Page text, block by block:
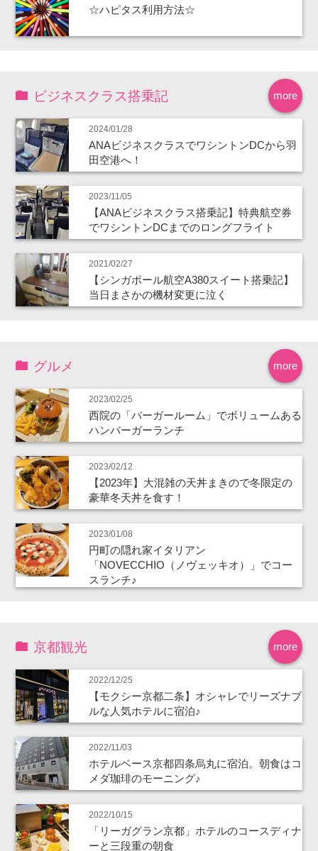
☆ハピタス利用方法☆
more
ビジネスクラス搭乗記
2024/01/28
ANAビジネスクラスでワシントンDCから羽
田空港へ！
2023/11/05
【ANAビジネスクラス搭乗記】特典航空券
でワシントンDCまでのロングフライト
2021/02/27
【シンガポール航空A380スイート搭乗記】
当日まさかの機材変更に泣く
more
グルメ
2023/02/25
西院の「バーガールーム」でボリュームある
ハンバーガーランチ
2023/02/12
【2023年】大混雑の天丼まきので冬限定の
豪華冬天丼を食す！
2023/01/08
円町の隠れ家イタリアン
「NOVECCHIO（ノヴェッキオ）」でコー
スランチ♪
more
京都観光
2022/12/25
【モクシー京都二条】オシャレでリーズナブ
ルな人気ホテルに宿泊♪
2022/11/03
ホテルベース京都四条烏丸に宿泊。朝食はコ
メダ珈琲のモーニング♪
2022/10/15
「リーガグラン京都」ホテルのコースディナ
ーと三段重の朝食